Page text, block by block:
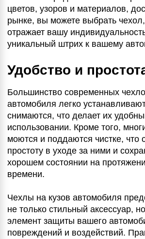
цветов, узоров и материалов,
рынке, вы можете выбрать
отражает вашу
уникальный штрих к вашему
Удобство и
Большинство современных
автомобиля легко
снимаются, что делает их
использовании. Кроме того,
моются и поддаются чистке, что
простоту в уходе за ними и
хорошем состоянии на
времени.
Чехлы на кузов автомобиля
не только стильный аксессуар,
элемент защиты вашего
повреждений и воздействий.